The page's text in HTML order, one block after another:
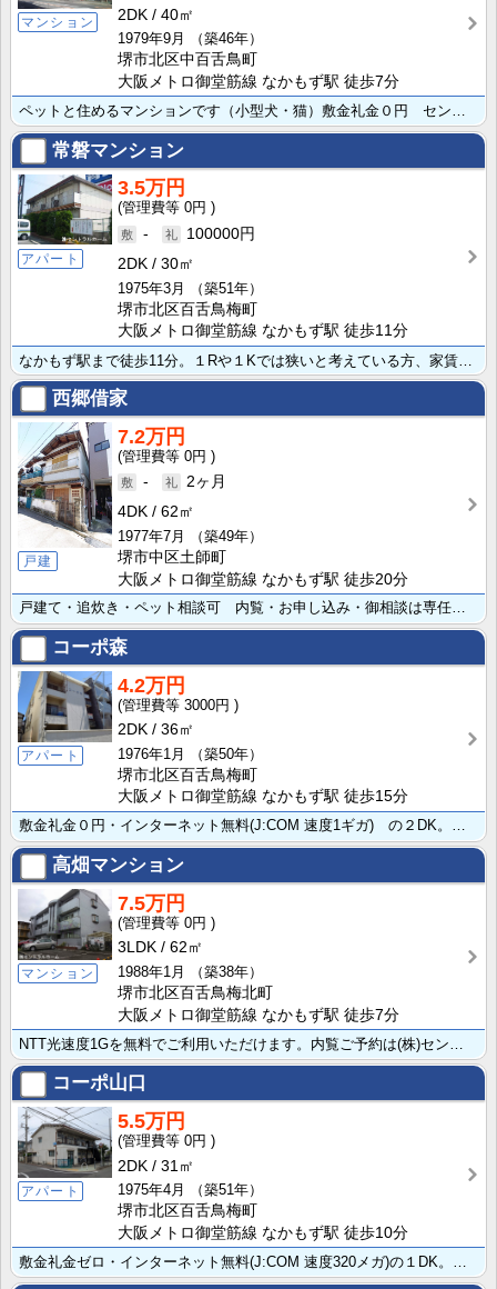
マンション
2DK
40㎡
1979年9月
（築46年）
堺市北区中百舌鳥町
大阪メトロ御堂筋線 なかもず駅 徒歩7分
常磐マンション
アパート
3.5万円
0円
-
100000円
2DK
30㎡
1975年3月
（築51年）
堺市北区百舌鳥梅町
大阪メトロ御堂筋線 なかもず駅 徒歩11分
西郷借家
戸建
7.2万円
0円
-
2ヶ月
4DK
62㎡
1977年7月
（築49年）
堺市中区土師町
大阪メトロ御堂筋線 なかもず駅 徒歩20分
戸建て・追炊き・ペット相談可 内覧・お申し込み・御相談は専任募集会社セントラルホーム迄。
コーポ森
アパート
4.2万円
3000円
2DK
36㎡
1976年1月
（築50年）
堺市北区百舌鳥梅町
大阪メトロ御堂筋線 なかもず駅 徒歩15分
敷金礼金０円・インターネット無料(J:COM 速度1ギガ) の２DK。 なかもず駅・白鷺駅、どちらも･･･
高畑マンション
マンション
7.5万円
0円
3LDK
62㎡
1988年1月
（築38年）
堺市北区百舌鳥梅北町
大阪メトロ御堂筋線 なかもず駅 徒歩7分
コーポ山口
アパート
5.5万円
0円
2DK
31㎡
1975年4月
（築51年）
堺市北区百舌鳥梅町
大阪メトロ御堂筋線 なかもず駅 徒歩10分